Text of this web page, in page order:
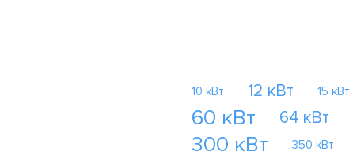
10 кВт 12 кВт 15 кВт
60 кВт 64 кВт
300 кВт 350 кВт